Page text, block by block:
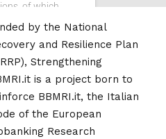
of which
by the National
and Resilience Plan
Strengthening
is a project born to
BBMRI.it, the Italian
of the European
Research